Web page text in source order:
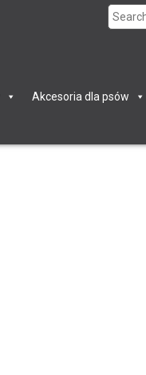
Search
Akcesoria dla psów